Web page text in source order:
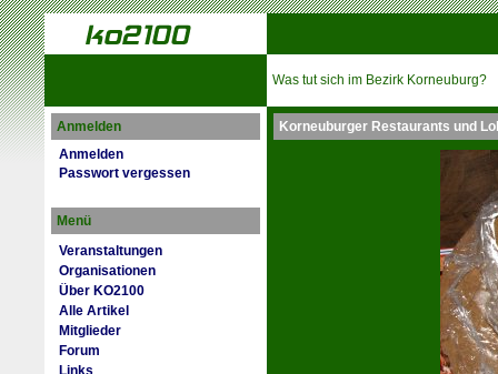
Was tut sich im Bezirk Korneuburg?
Anmelden
Anmelden
Passwort vergessen
Menü
Veranstaltungen
Organisationen
Über KO2100
Alle Artikel
Mitglieder
Forum
Links
Korneuburger Restaurants und